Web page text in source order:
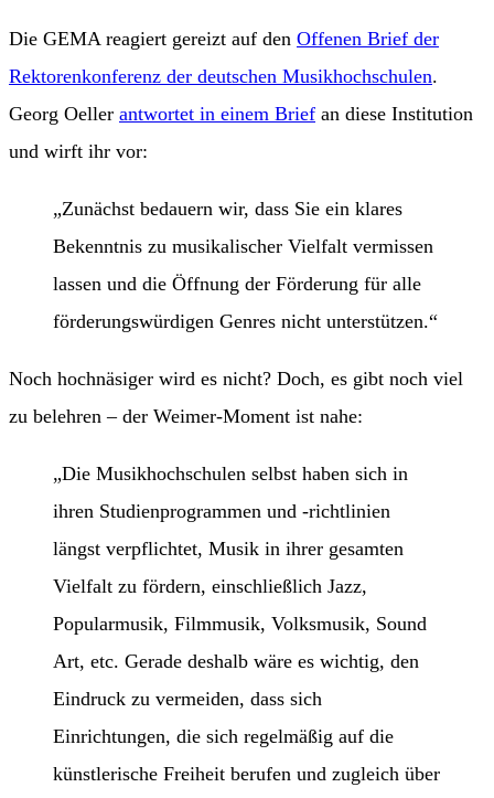
Die GEMA reagiert gereizt auf den Offenen Brief der
Rektorenkonferenz der deutschen Musikhochschulen.
Georg Oeller antwortet in einem Brief an diese Institution
und wirft ihr vor:
„Zunächst bedauern wir, dass Sie ein klares
Bekenntnis zu musikalischer Vielfalt vermissen
lassen und die Öffnung der Förderung für alle
förderungswürdigen Genres nicht unterstützen.“
Noch hochnäsiger wird es nicht? Doch, es gibt noch viel
zu belehren – der Weimer-Moment ist nahe:
„Die Musikhochschulen selbst haben sich in
ihren Studienprogrammen und -richtlinien
längst verpflichtet, Musik in ihrer gesamten
Vielfalt zu fördern, einschließlich Jazz,
Popularmusik, Filmmusik, Volksmusik, Sound
Art, etc. Gerade deshalb wäre es wichtig, den
Eindruck zu vermeiden, dass sich
Einrichtungen, die sich regelmäßig auf die
künstlerische Freiheit berufen und zugleich über